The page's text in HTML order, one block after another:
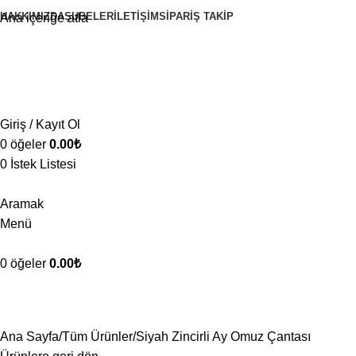
Ana içeriğe atla
HAKKIMIZDAŞUBELER İLETIŞIMSIPARIŞ TAKIP
Giriş / Kayıt Ol
0 öğeler 0.00₺
0 İstek Listesi
Aramak
Menü
0 öğeler 0.00₺
Ana Sayfa Tüm Ürünler Siyah Zincirli Ay Omuz Çantası